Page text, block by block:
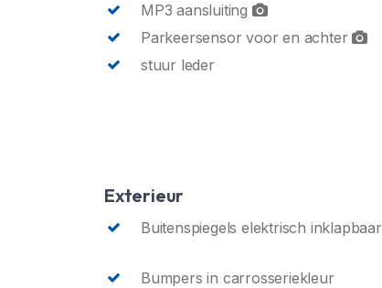
MP3 aansluiting
Parkeersensor voor en achter
stuur leder
Exterieur
Buitenspiegels elektrisch inklapbaar
Bumpers in carrosseriekleur